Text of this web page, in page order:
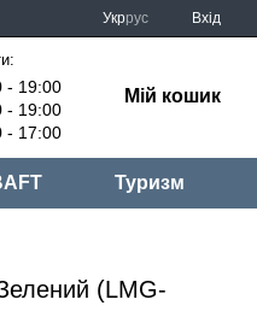
Укррус Вхід
- 19:00
- 19:00
- 17:00
Мій кошик
Туризм
(LMG-